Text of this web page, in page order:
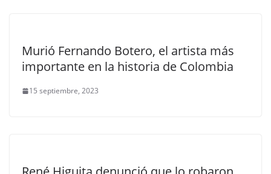
Murió Fernando Botero, el artista más
importante en la historia de Colombia
15 septiembre, 2023